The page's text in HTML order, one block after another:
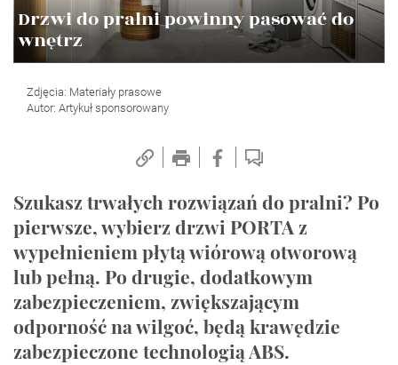
Drzwi do pralni powinny pasować do
wnętrz
Zdjęcia: Materiały prasowe
Autor: Artykuł sponsorowany
Szukasz trwałych rozwiązań do pralni? Po
pierwsze, wybierz drzwi PORTA z
wypełnieniem płytą wiórową otworową
lub pełną. Po drugie, dodatkowym
zabezpieczeniem, zwiększającym
odporność na wilgoć, będą krawędzie
zabezpieczone technologią ABS.